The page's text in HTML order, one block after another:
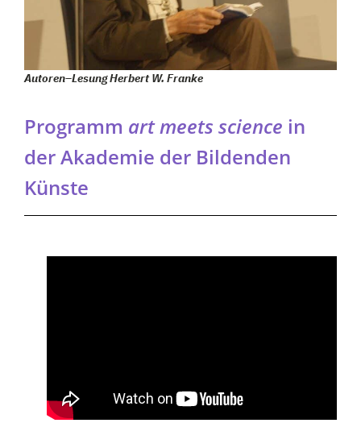
Autoren–Lesung Herbert W. Franke
Programm art meets science in
der Akademie der Bildenden
Künste